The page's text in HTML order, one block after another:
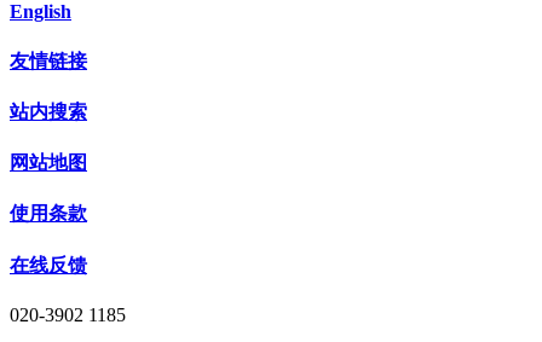
English
友情链接
站内搜索
网站地图
使用条款
在线反馈
020-3902 1185